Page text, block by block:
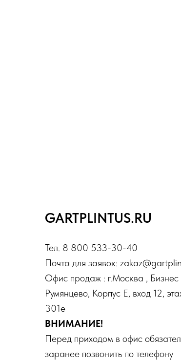
GARTPLINTUS.RU
Тел. 8 800 533-30-40
Почта для заявок:
Офис продаж : г.Москва ,
Румянцево, Корпус Е, вход 12,
301е
ВНИМАНИЕ!
Перед приходом в офис
заранее позвонить по телефону